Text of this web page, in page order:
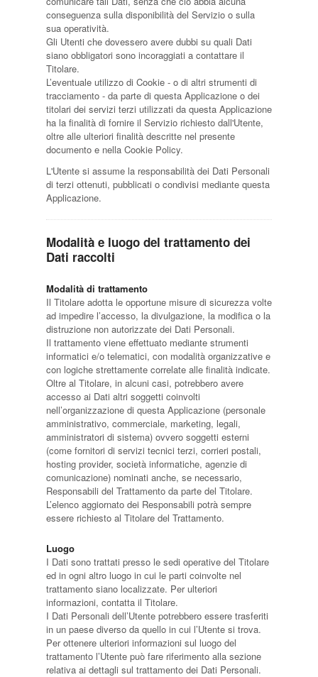
conseguenza sulla disponibilità del Servizio o sulla
sua operatività.
Gli Utenti che dovessero avere dubbi su quali Dati
siano obbligatori sono incoraggiati a contattare il
Titolare.
L’eventuale utilizzo di Cookie - o di altri strumenti di
tracciamento - da parte di questa Applicazione o dei
titolari dei servizi terzi utilizzati da questa Applicazione
ha la finalità di fornire il Servizio richiesto dall'Utente,
oltre alle ulteriori finalità descritte nel presente
documento e nella Cookie Policy.
L'Utente si assume la responsabilità dei Dati Personali
di terzi ottenuti, pubblicati o condivisi mediante questa
Applicazione.
Modalità e luogo del trattamento dei
Dati raccolti
Modalità di trattamento
Il Titolare adotta le opportune misure di sicurezza volte
ad impedire l’accesso, la divulgazione, la modifica o la
distruzione non autorizzate dei Dati Personali.
Il trattamento viene effettuato mediante strumenti
informatici e/o telematici, con modalità organizzative e
con logiche strettamente correlate alle finalità indicate.
Oltre al Titolare, in alcuni casi, potrebbero avere
accesso ai Dati altri soggetti coinvolti
nell’organizzazione di questa Applicazione (personale
amministrativo, commerciale, marketing, legali,
amministratori di sistema) ovvero soggetti esterni
(come fornitori di servizi tecnici terzi, corrieri postali,
hosting provider, società informatiche, agenzie di
comunicazione) nominati anche, se necessario,
Responsabili del Trattamento da parte del Titolare.
L’elenco aggiornato dei Responsabili potrà sempre
essere richiesto al Titolare del Trattamento.
Luogo
I Dati sono trattati presso le sedi operative del Titolare
ed in ogni altro luogo in cui le parti coinvolte nel
trattamento siano localizzate. Per ulteriori
informazioni, contatta il Titolare.
I Dati Personali dell’Utente potrebbero essere trasferiti
in un paese diverso da quello in cui l’Utente si trova.
Per ottenere ulteriori informazioni sul luogo del
trattamento l’Utente può fare riferimento alla sezione
relativa ai dettagli sul trattamento dei Dati Personali.